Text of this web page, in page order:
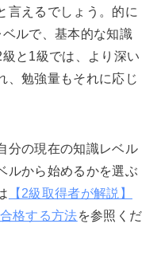
言えるでしょう。的に
ベルで、基本的な知識
と1級では、より深い
、勉強量もそれに応じ
分の現在の知識レベル
ルから始めるかを選ぶ
【2級取得者が解説】
格する方法を参照くだ